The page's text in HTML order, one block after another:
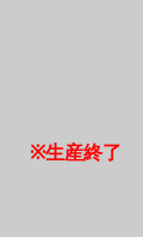
※生産終了